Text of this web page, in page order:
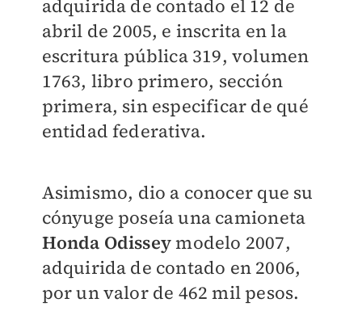
adquirida de contado el 12 de
abril de 2005, e inscrita en la
escritura pública 319, volumen
1763, libro primero, sección
primera, sin especificar de qué
entidad federativa.
Asimismo, dio a conocer que su
cónyuge poseía una camioneta
Honda Odisseymodelo 2007,
adquirida de contado en 2006,
por un valor de 462 mil pesos.